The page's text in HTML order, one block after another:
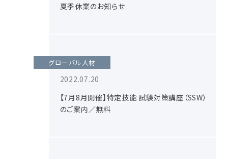
夏季休業のお知らせ
グローバル人材
2022.07.20
【7月8月開催】特定技能 試験対策講座（SSW）
のご案内／無料